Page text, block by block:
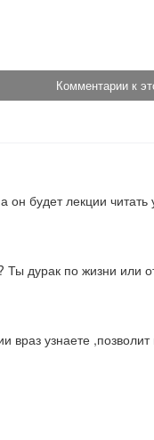
Комментарии к
будет лекции
дурак по жизни или
враз узнаете